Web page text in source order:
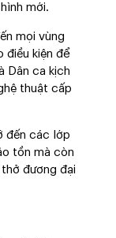
mới.
mọi vùng
điều kiện để
Dân ca kịch
thuật cấp
đến các lớp
tồn mà còn
đương đại